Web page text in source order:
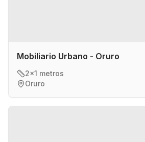
Mobiliario Urbano - Oruro
2x1 metros
Oruro